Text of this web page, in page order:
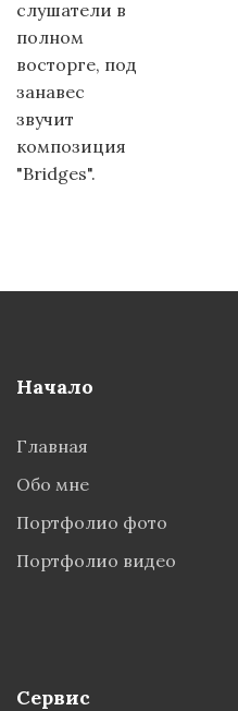
слушатели в
полном
восторге, под
занавес
звучит
композиция
"Bridges".
Начало
Главная
Обо мне
Портфолио фото
Портфолио видео
Сервис